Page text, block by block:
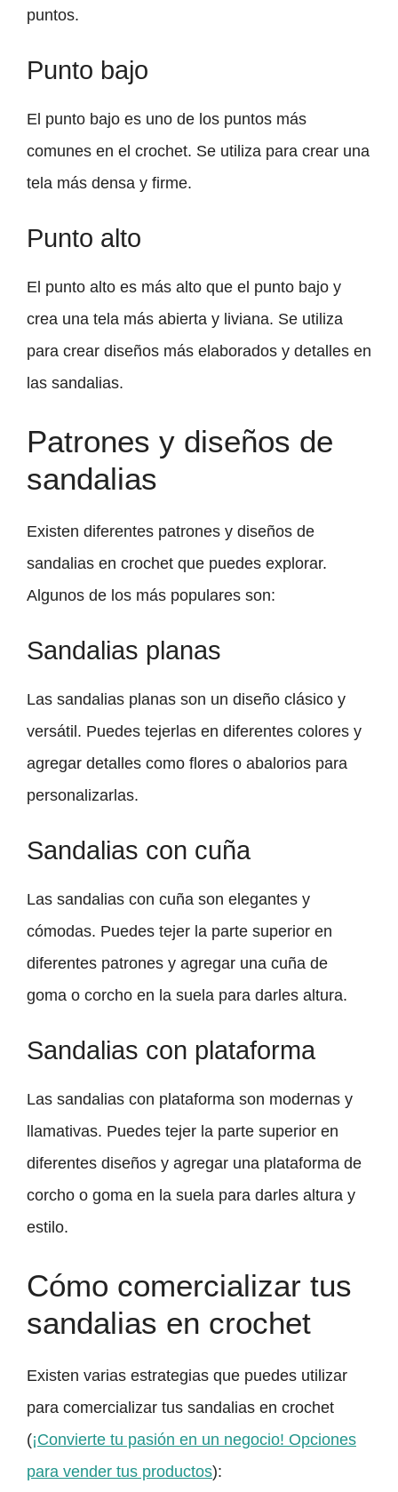
puntos.
Punto bajo
El punto bajo es uno de los puntos más
comunes en el crochet. Se utiliza para crear una
tela más densa y firme.
Punto alto
El punto alto es más alto que el punto bajo y
crea una tela más abierta y liviana. Se utiliza
para crear diseños más elaborados y detalles en
las sandalias.
Patrones y diseños de
sandalias
Existen diferentes patrones y diseños de
sandalias en crochet que puedes explorar.
Algunos de los más populares son:
Sandalias planas
Las sandalias planas son un diseño clásico y
versátil. Puedes tejerlas en diferentes colores y
agregar detalles como flores o abalorios para
personalizarlas.
Sandalias con cuña
Las sandalias con cuña son elegantes y
cómodas. Puedes tejer la parte superior en
diferentes patrones y agregar una cuña de
goma o corcho en la suela para darles altura.
Sandalias con plataforma
Las sandalias con plataforma son modernas y
llamativas. Puedes tejer la parte superior en
diferentes diseños y agregar una plataforma de
corcho o goma en la suela para darles altura y
estilo.
Cómo comercializar tus
sandalias en crochet
Existen varias estrategias que puedes utilizar
para comercializar tus sandalias en crochet
(¡Convierte tu pasión en un negocio! Opciones
para vender tus productos):